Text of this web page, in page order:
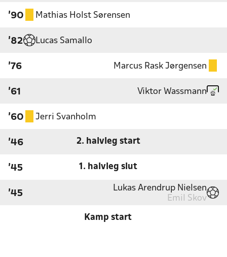
'90 Mathias Holst Sørensen
'82 Lucas Samallo
'76 Marcus Rask Jørgensen
'61 Viktor Wassmann
'60 Jerri Svanholm
'46 2. halvleg start
'45 1. halvleg slut
'45
Lukas Arendrup Nielsen
Emil Skov
Kamp start